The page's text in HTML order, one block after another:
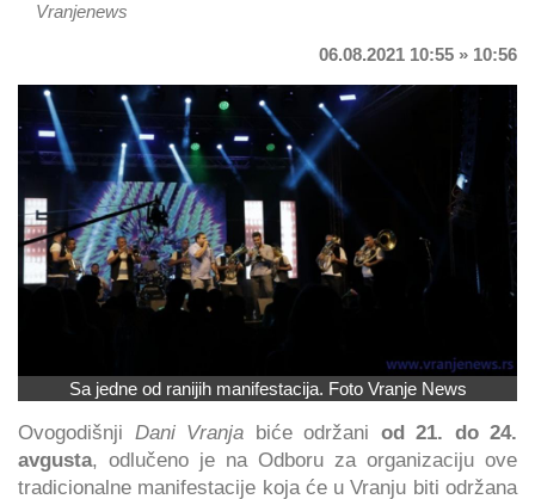
Vranjenews
06.08.2021 10:55 » 10:56
Sa jedne od ranijih manifestacija. Foto Vranje News
Ovogodišnji Dani Vranja biće održani od 21. do 24.
avgusta, odlučeno je na Odboru za organizaciju ove
tradicionalne manifestacije koja će u Vranju biti održana